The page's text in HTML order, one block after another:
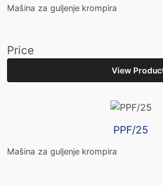
Mašina za guljenje krompira
Price
View
PPF/25
Mašina za guljenje krompira